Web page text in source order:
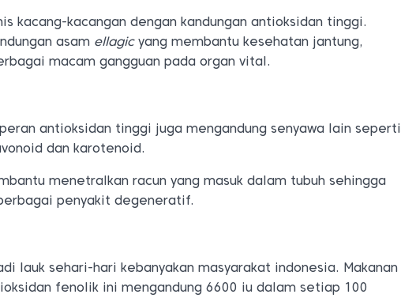
kacang-kacangan dengan kandungan antioksidan tinggi.
asam ellagicyang membantu kesehatan jantung,
macam gangguan pada organ vital.
antioksidan tinggi juga mengandung senyawa lain seperti
dan karotenoid.
menetralkan racun yang masuk dalam tubuh sehingga
penyakit degeneratif.
lauk sehari-hari kebanyakan masyarakat indonesia. Makanan
fenolik ini mengandung 6600 iu dalam setiap 100